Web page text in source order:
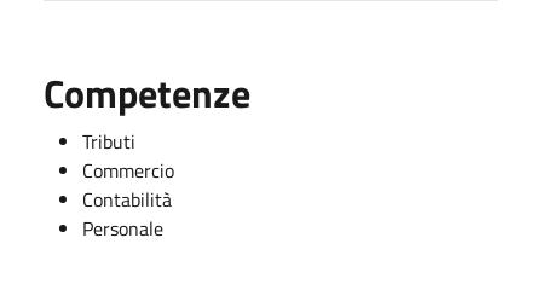
Competenze
Tributi
Commercio
Contabilità
Personale